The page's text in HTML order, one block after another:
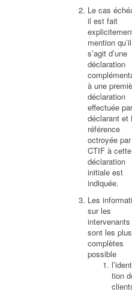
Le cas
il est fait
mention qu’il
s’agit d’une
déclaration
à une
déclaration
effectuée
déclarant et
référence
octroyée
CTIF à cette
déclaration
initiale est
indiquée.
Les
sur les
intervenants
sont les plus
complètes
possible
tion